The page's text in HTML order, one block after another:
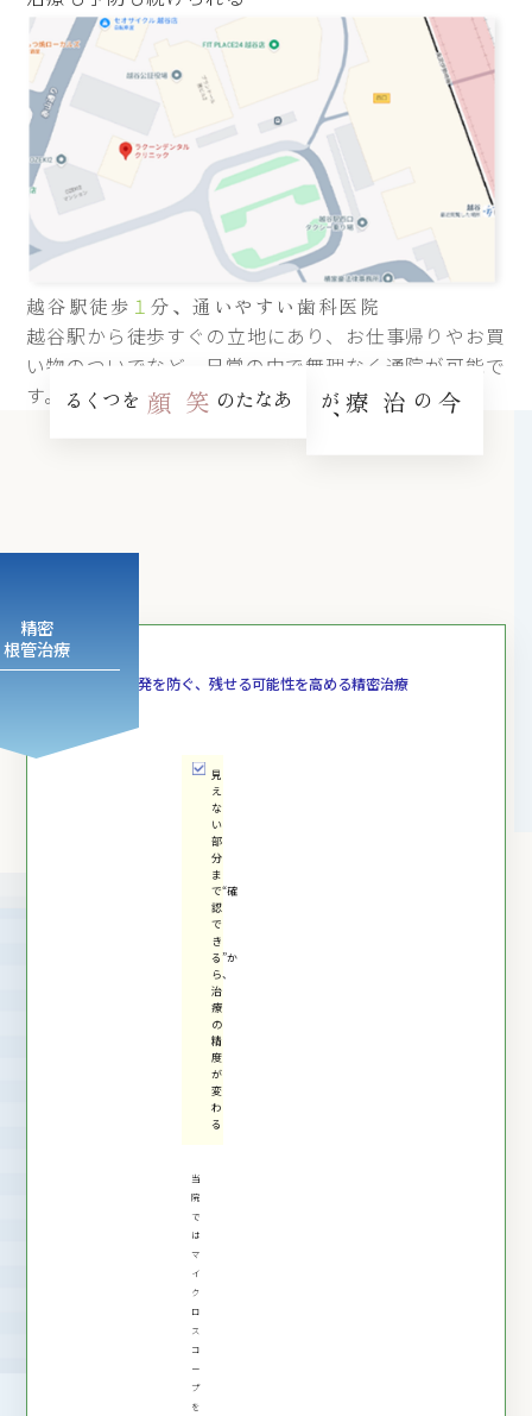
越谷駅徒歩 １分、通いやすい歯科医院
越谷駅から徒歩すぐの立地にあり、お仕事帰りやお買
い物のついでなど、日常の中で無理なく通院が可能で
す。
今
の
治療
が、
あなたの
笑顔
をつくる
精密
根管治療
再発を防ぐ、 残せる可能性を高める精密治療
見
え
な
い
部
分
ま
で“確
認
で
き
る”か
ら、
治
療
の
精
度
が
変
わ
る
当
院
で
は
マ
イ
ク
ロ
ス
コ
ー
プ
を